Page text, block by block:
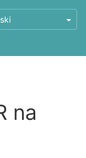
na